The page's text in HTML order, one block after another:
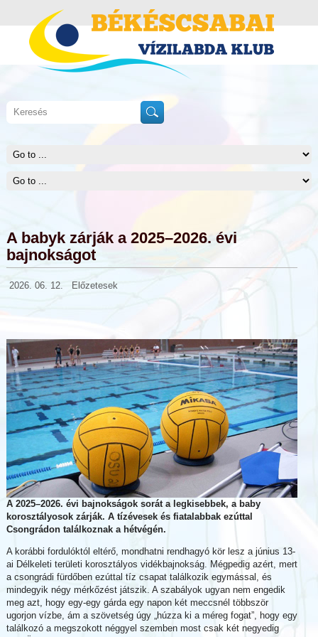
A babyk zárják a 2025–2026. évi
bajnokságot
2026. 06. 12. Előzetesek
A 2025–2026. évi bajnokságok sorát a legkisebbek, a baby
korosztályosok zárják. A tízévesek és fiatalabbak ezúttal
Csongrádon találkoznak a hétvégén.
A korábbi fordulóktól eltérő, mondhatni rendhagyó kör lesz a június 13-
ai Délkeleti területi korosztályos vidékbajnokság. Mégpedig azért, mert
a csongrádi fürdőben ezúttal tíz csapat találkozik egymással, és
mindegyik négy mérkőzést játszik. A szabályok ugyan nem engedik
meg azt, hogy egy-egy gárda egy napon két meccsnél többször
ugorjon vízbe, ám a szövetség úgy „húzza ki a méreg fogat”, hogy egy
találkozó a megszokott néggyel szemben most csak két negyedig